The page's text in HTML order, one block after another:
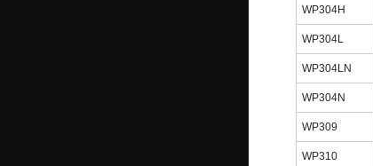
WP304H
WP304L
WP304LN
WP304N
WP309
WP310